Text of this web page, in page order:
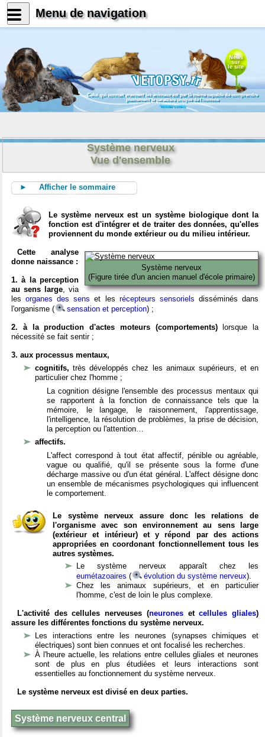
News
sur
le site
Celui qui connait vraiment les animaux est par là même capable de comprendre
pleinement le caractère unique de l'homme
Konrad Lorenz
Système nerveux
Vue d'ensemble
► Afficher le sommaire
Le système nerveux est un système biologique dont la
fonction est d'intégrer et de traiter des données, qu'elles
proviennent du monde extérieur ou du milieu intérieur.
Système nerveux
(Figure tirée d'un ancien manuel d'école primaire)
Cette analyse
donne naissance :
1. à la perception
au sens large, via
lesorganes des sens et les récepteurs sensoriels disséminés dans
l'organisme (
sensation et perception) ;
2. à la production d'actes moteurs (comportements)lorsque la
nécessité se fait sentir ;
3. aux processus mentaux,
cognitifs,très développés chez les animaux supérieurs, et en
particulier chez l'homme ;
La cognition désigne l'ensemble des processus mentaux qui
se rapportent à la fonction de connaissance tels que la
mémoire, le langage, le raisonnement, l'apprentissage,
l'intelligence, la résolution de problèmes, la prise de décision,
la perception ou l'attention…
affectifs.
L'affect correspond à tout état affectif, pénible ou agréable,
vague ou qualifié, qu'il se présente sous la forme d'une
décharge massive ou d'un état général. L'affect désigne donc
un ensemble de mécanismes psychologiques qui influencent
le comportement.
Le système nerveux assure donc les relations de
l'organisme avec son environnement au sens large
(extérieur et intérieur) et y répond par des actions
appropriées en coordonant fonctionnellement tous les
autres systèmes.
Le système nerveux apparaît chez les
eumétazoaires ( évolution du système nerveux).
Chez les animaux supérieurs, et en particulier
l'homme, c'est de loin le plus complexe.
L'activité des cellules nerveuses (neuronesetcellules gliales)
assure les différentes fonctions du système nerveux.
Les interactions entre les neurones (synapses chimiques et
électriques) sont bien connues et ont focalisé les recherches.
À l'heure actuelle, les relations entre cellules gliales et neurones
sont de plus en plus étudiées et leurs interactions sont
essentielles au fonctionnement du système nerveux.
Le système nerveux est divisé en deux parties.
Système nerveux central
Menu de navigation